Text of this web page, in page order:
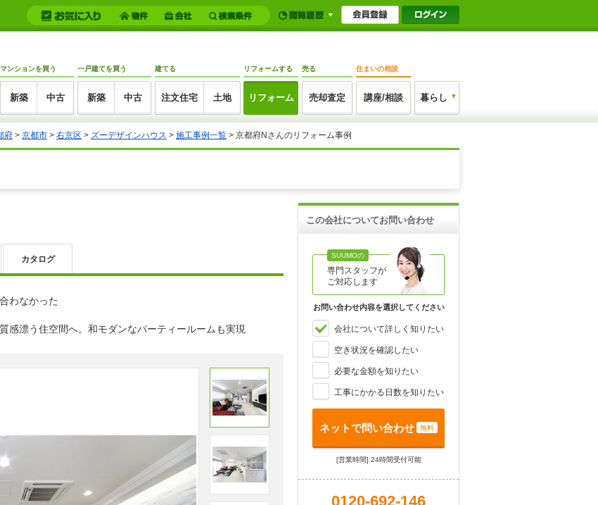
マンションを買う
新築 中古
一戸建てを買う
新築 中古
建てる
注文住宅 土地
リフォームする
リフォーム
売る
売却査定
住まいの相談
講座/相談 暮らし
府 > 京都市 > 右京区 > ズーデザインハウス > 施工事例一覧 > 京都府Nさんのリフォーム事例
カタログ
わなかった
感漂う住空間へ。和モダンなパーティールームも実現
この会社についてお問い合わせ
SUUMOの
専門スタッフが
ご対応します
お問い合わせ内容を選択してください
会社について詳しく知りたい
空き状況を確認したい
必要な金額を知りたい
工事にかかる日数を知りたい
ネットで問い合わせ 無料
[営業時間] 24時間受付可能
0120-692-146